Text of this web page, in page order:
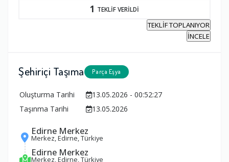
1 TEKLİF VERİLDİ
TEKLİF TOPLANIYOR
İNCELE
Şehiriçi Taşıma Parça Eşya
Oluşturma Tarihi
13.05.2026 - 00:52:27
Taşınma Tarihi
13.05.2026
Edirne Merkez
Merkez, Edirne, Türkiye
Edirne Merkez
Merkez, Edirne, Türkiye